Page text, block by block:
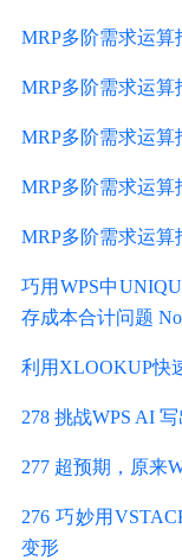
MRP多阶需求运算
MRP多阶需求运算
MRP多阶需求运算
MRP多阶需求运算
MRP多阶需求运算
巧用WPS中
存成本合计问题
利用XLOOKUP快
278 挑战WPS AI
277 超预期，原来
276 巧妙用
变形